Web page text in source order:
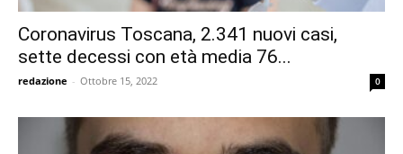
Coronavirus Toscana, 2.341 nuovi casi,
sette decessi con età media 76...
redazione - Ottobre 15, 2022 0